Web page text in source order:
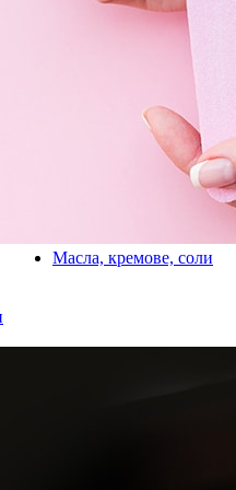
Масла, кремове, соли